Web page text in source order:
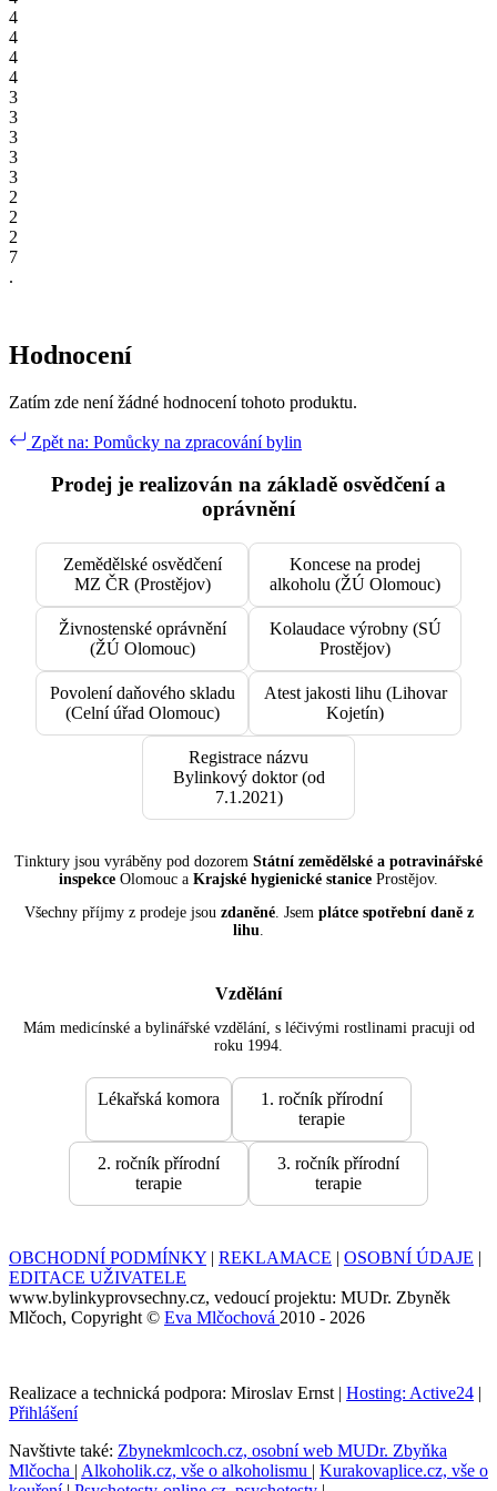
4
4
4
4
3
3
3
3
3
2
2
2
7
.
Hodnocení
Zatím zde není žádné hodnocení tohoto produktu.
Zpět na: Pomůcky na zpracování bylin
Prodej je realizován na základě osvědčení a
oprávnění
Zemědělské osvědčení
MZ ČR (Prostějov)
Koncese na prodej
alkoholu (ŽÚ Olomouc)
Živnostenské oprávnění
(ŽÚ Olomouc)
Kolaudace výrobny (SÚ
Prostějov)
Povolení daňového skladu
(Celní úřad Olomouc)
Atest jakosti lihu (Lihovar
Kojetín)
Registrace názvu
Bylinkový doktor (od
7.1.2021)
Tinktury jsou vyráběny pod dozorem Státní zemědělské a potravinářské
inspekce Olomouc a Krajské hygienické stanice Prostějov.
Všechny příjmy z prodeje jsou zdaněné. Jsem plátce spotřební daně z
lihu
Vzdělání
Mám medicínské a bylinářské vzdělání, s léčivými rostlinami pracuji od
roku 1994.
Lékařská komora
1. ročník přírodní
terapie
2. ročník přírodní
terapie
3. ročník přírodní
terapie
OBCHODNÍ PODMÍNKY | REKLAMACE | OSOBNÍ ÚDAJE |
EDITACE UŽIVATELE
www.bylinkyprovsechny.cz, vedoucí projektu: MUDr. Zbyněk
Mlčoch, Copyright © Eva Mlčochová 2010 - 2026
Realizace a technická podpora: Miroslav Ernst | Hosting: Active24 |
Přihlášení
Navštivte také: Zbynekmlcoch.cz, osobní web MUDr. Zbyňka
Mlčocha | Alkoholik.cz, vše o alkoholismu | Kurakovaplice.cz, vše o